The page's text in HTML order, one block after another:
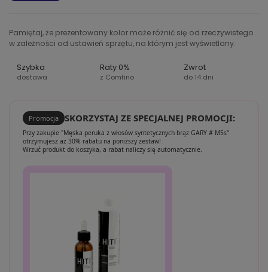
Pamiętaj, że prezentowany kolor może różnić się od rzeczywistego
w zależności od ustawień sprzętu, na którym jest wyświetlany.
Szybka
dostawa
Raty 0%
z Comfino
Zwrot
do 14 dni
Promocja SKORZYSTAJ ZE SPECJALNEJ PROMOCJI:
Przy zakupie "Męska peruka z włosów syntetycznych brąz GARY # M5s"
otrzymujesz aż 30% rabatu na poniższy zestaw!
Wrzuć produkt do koszyka, a rabat naliczy się automatycznie.